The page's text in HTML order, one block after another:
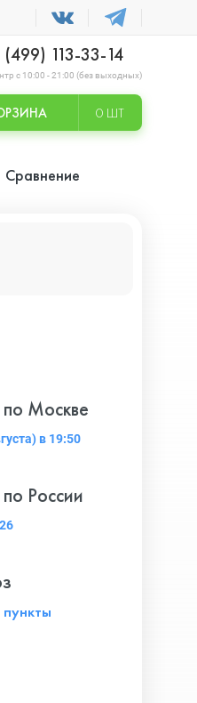
(499) 113-33-14
с 10:00 - 21:00 (без выходных)
0 ШТ
Сравнение
Москве
в 19:50
России